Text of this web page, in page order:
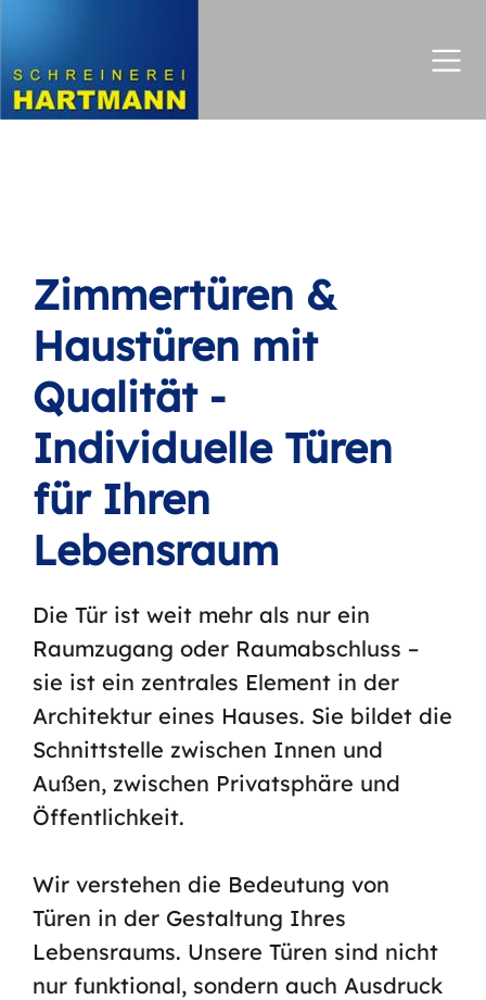
Zimmertüren &
Haustüren mit
Qualität -
Individuelle Türen
für Ihren
Lebensraum
Die Tür ist weit mehr als nur ein
Raumzugang oder Raumabschluss –
sie ist ein zentrales Element in der
Architektur eines Hauses. Sie bildet die
Schnittstelle zwischen Innen und
Außen, zwischen Privatsphäre und
Öffentlichkeit.
Wir verstehen die Bedeutung von
Türen in der Gestaltung Ihres
Lebensraums. Unsere Türen sind nicht
nur funktional, sondern auch Ausdruck